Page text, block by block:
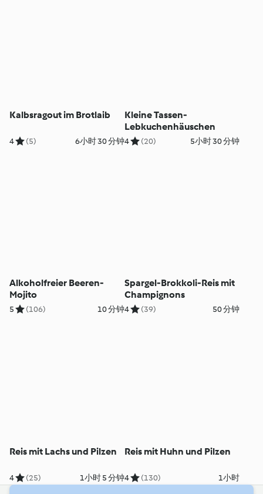
Kalbsragout im Brotlaib
4 (5) 6小时 30 分钟
Kleine Tassen-
Lebkuchenhäuschen
4 (20) 5小时 30 分钟
Alkoholfreier Beeren-
Mojito
5 (106) 10 分钟
Spargel-Brokkoli-Reis mit
Champignons
4 (39) 50 分钟
Reis mit Lachs und Pilzen
4 (25) 1小时 5 分钟
Reis mit Huhn und Pilzen
4 (130) 1小时